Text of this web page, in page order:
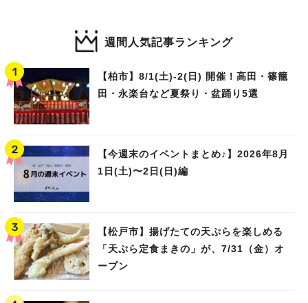
週間人気記事ランキング
【柏市】8/1(土)‐2(日) 開催！高田・篠籠
田・永楽台など夏祭り・盆踊り5選
【今週末のイベントまとめ♪】2026年8月
1日(土)〜2日(日)編
【松戸市】揚げたての天ぷらを楽しめる
「天ぷら定食まきの」が、7/31（金）オ
ープン